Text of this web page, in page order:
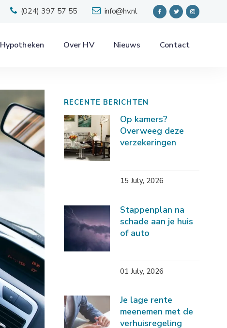
(024) 397 57 55 info@hv.nl
Hypotheken Over HV Nieuws Contact
RECENTE BERICHTEN
Op kamers?
Overweeg deze
verzekeringen
15 July, 2026
Stappenplan na
schade aan je huis
of auto
01 July, 2026
Je lage rente
meenemen met de
verhuisregeling